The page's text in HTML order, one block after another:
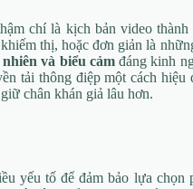
chí là kịch bản video thành
thị, hoặc đơn giản là
và biểu cảmđáng kinh
tải thông điệp một cách hiệu
chân khán giả lâu hơn.
yếu tố để đảm bảo lựa chọn